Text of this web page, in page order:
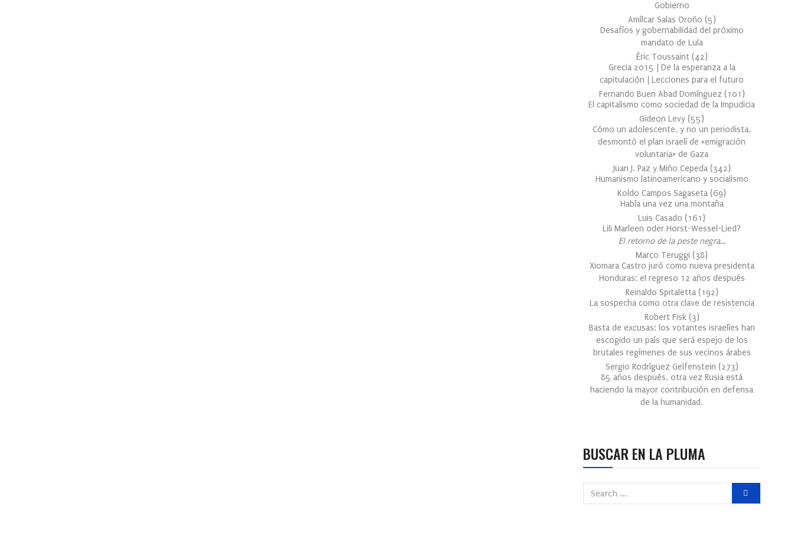
Gobierno
Amílcar Salas Oroño (5)
Desafíos y gobernabilidad del próximo
mandato de Lula
Éric Toussaint (42)
Grecia 2015 | De la esperanza a la
capitulación | Lecciones para el futuro
Fernando Buen Abad Domínguez (101 )
El capitalismo como sociedad de la Impudicia
Gideon Levy (55)
Cómo un adolescente, y no un periodista,
desmontó el plan israelí de «emigración
voluntaria» de Gaza
Juan J. Paz y Miño Cepeda (342)
Humanismo latinoamericano y socialismo
Koldo Campos Sagaseta (69)
Había una vez una montaña
Luis Casado (161 )
Lili Marleen oder Horst-Wessel-Lied?
El retorno de la peste negra…
Marco Teruggi (38)
Xiomara Castro juró como nueva presidenta
Honduras: el regreso 12 años después
Reinaldo Spitaletta (192)
La sospecha como otra clave de resistencia
Robert Fisk (3)
Basta de excusas: los votantes israelíes han
escogido un país que será espejo de los
brutales regímenes de sus vecinos árabes
Sergio Rodríguez Gelfenstein (273)
85 años después, otra vez Rusia está
haciendo la mayor contribución en defensa
de la humanidad.
BUSCAR EN LA PLUMA